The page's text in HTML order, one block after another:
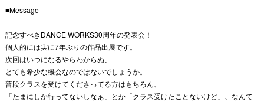
■Message
記念すべきDANCE WORKS30周年の発表会！
個人的には実に7年ぶりの作品出展です。
次回はいつになるやらわからぬ、
とても希少な機会なのではないでしょうか。
普段クラスを受けてくださってる方はもちろん、
「たまにしか行ってないしなぁ」とか「クラス受けたことないけど」、なんて